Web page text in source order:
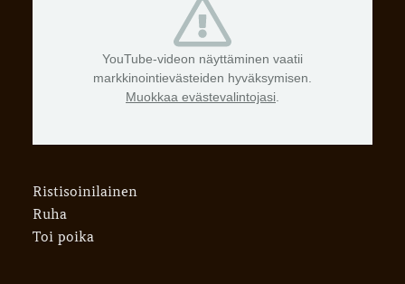
YouTube-videon näyttäminen vaatii
markkinointievästeiden hyväksymisen.
Muokkaa evästevalintojasi
Ristisoinilainen
Ruha
Toi poika